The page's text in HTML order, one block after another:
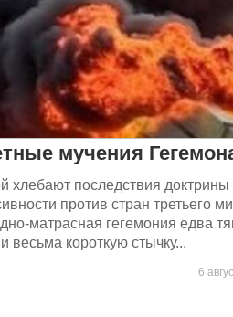
мучения
хлебают последствия
против стран третьего
матрасная гегемония едва
весьма короткую стычку...
6